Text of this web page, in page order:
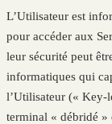
L’Utilisateur est
pour accéder aux
leur sécurité peut
informatiques qui
l’Utilisateur (« Key-
terminal « débridé »